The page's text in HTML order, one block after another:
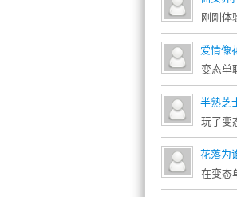
刚刚体
爱情像
变态单
半熟芝
玩了变
花落为
在变态